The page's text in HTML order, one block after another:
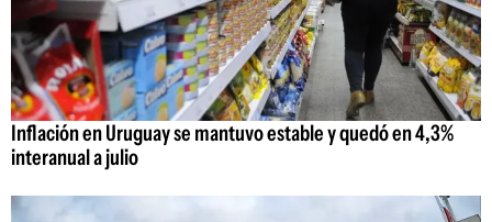
Inflación en Uruguay se mantuvo estable y quedó en 4,3%
interanual a julio